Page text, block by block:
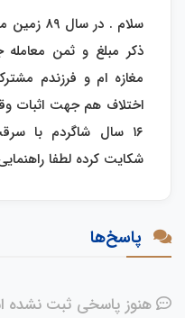
سلام .
ذکر مبلغ و ثمن‌
مغازه ام و فرزندم
اختلاف هم جهت اثبات
۱۶ سال شاگردم با
شکایت کرده لطفا
پاسخ‌ها
هنوز پاسخی ثبت نشده